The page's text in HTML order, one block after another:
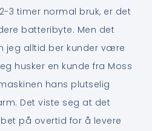
3 timer normal bruk, er det
batteribyte. Men det
jeg alltid ber kunder være
husker en kunde fra Moss
hans plutselig
Det viste seg at det
på overtid for å levere